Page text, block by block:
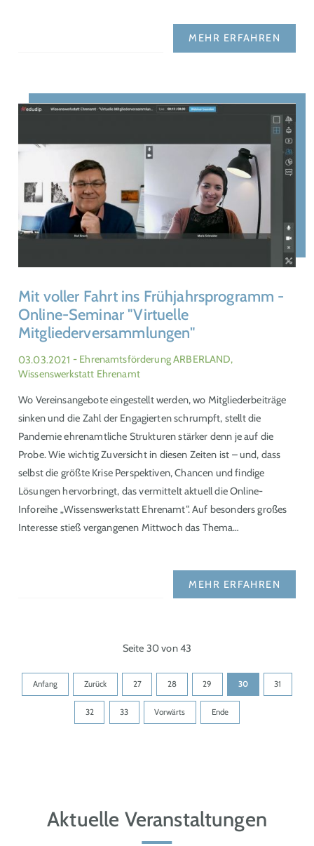
MEHR ERFAHREN
Mit voller Fahrt ins Frühjahrsprogramm -
Online-Seminar "Virtuelle
Mitgliederversammlungen"
03.03.2021 - Ehrenamtsförderung ARBERLAND,
Wissenswerkstatt Ehrenamt
Wo Vereinsangebote eingestellt werden, wo Mitgliederbeiträge
sinken und die Zahl der Engagierten schrumpft, stellt die
Pandemie ehrenamtliche Strukturen stärker denn je auf die
Probe. Wie wichtig Zuversicht in diesen Zeiten ist – und, dass
selbst die größte Krise Perspektiven, Chancen und findige
Lösungen hervorbringt, das vermittelt aktuell die Online-
Inforeihe „Wissenswerkstatt Ehrenamt“. Auf besonders großes
Interesse stieß vergangenen Mittwoch das Thema…
MEHR ERFAHREN
Seite 30 von 43
Anfang Zurück 27 28 29 30 31
32 33 Vorwärts Ende
Aktuelle Veranstaltungen